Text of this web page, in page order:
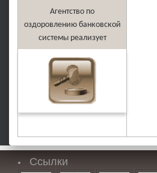
Агентство по
оздоровлению банковской
системы реализует
Ссылки